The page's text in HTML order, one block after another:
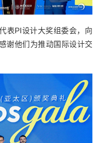
表PI设计大奖组委会，向
谢他们为推动国际设计交